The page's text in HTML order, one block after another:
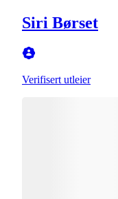
Siri Børset
Verifisert utleier